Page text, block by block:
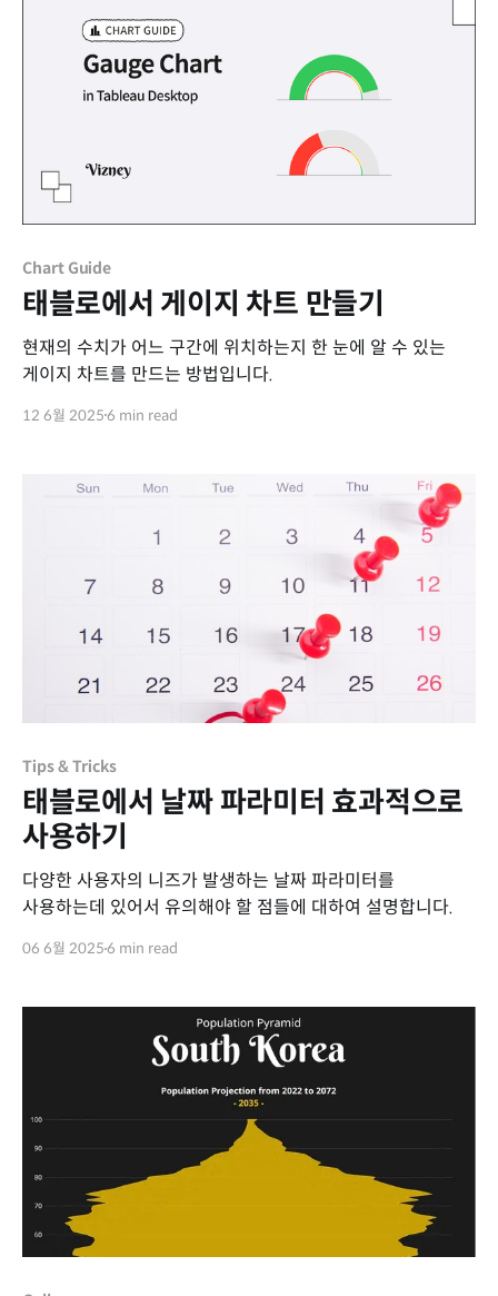
Chart Guide
태블로에서 게이지 차트 만들기
현재의 수치가 어느 구간에 위치하는지 한 눈에 알 수 있는
게이지 차트를 만드는 방법입니다.
12 6월 20256 min read
Tips & Tricks
태블로에서 날짜 파라미터 효과적으로
사용하기
다양한 사용자의 니즈가 발생하는 날짜 파라미터를
사용하는데 있어서 유의해야 할 점들에 대하여 설명합니다.
06 6월 20256 min read